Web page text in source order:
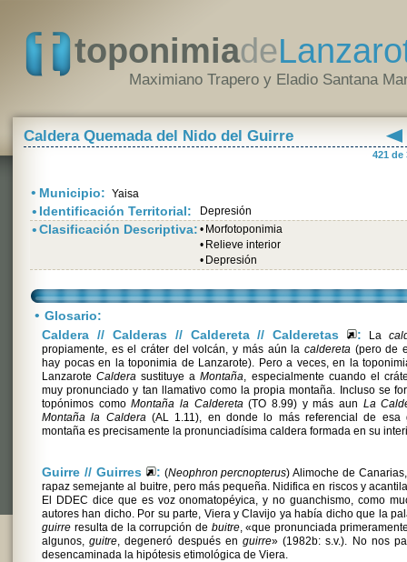
toponimiade
Maximiano Trapero y Eladio Santana
Caldera Quemada del Nido del Guirre
421 de
• Municipio: Yaisa
• Identificación Territorial: Depresión
•Clasificación Descriptiva: • Morfotoponimia
• Relieve interior
• Depresión
• Glosario:
Caldera // Calderas // Caldereta // Calderetas
: La
propiamente, es el cráter del volcán, y más aún la caldereta(pero de
hay pocas en la toponimia de Lanzarote). Pero a veces, en la
LanzaroteCaldera sustituye aMontaña, especialmente cuando el
muy pronunciado y tan llamativo como la propia montaña. Incluso se
topónimos comoMontaña la Caldereta(TO 8.99) y más aun La
Montaña la Caldera(AL 1.11), en donde lo más referencial de esa
montaña es precisamente la pronunciadísima caldera formada en su
Guirre // Guirres : (Neophron percnopterus) Alimoche de
rapaz semejante al buitre, pero más pequeña. Nidifica en riscos y
El DDEC dice que es voz onomatopéyica, y no guanchismo, como
autores han dicho. Por su parte, Viera y Clavijo ya había dicho que la
guirre resulta de la corrupción de buitre, «que pronunciada
algunos,guitre, degeneró después enguirre» (1982b: s.v.). No nos
desencaminada la hipótesis etimológica de Viera.